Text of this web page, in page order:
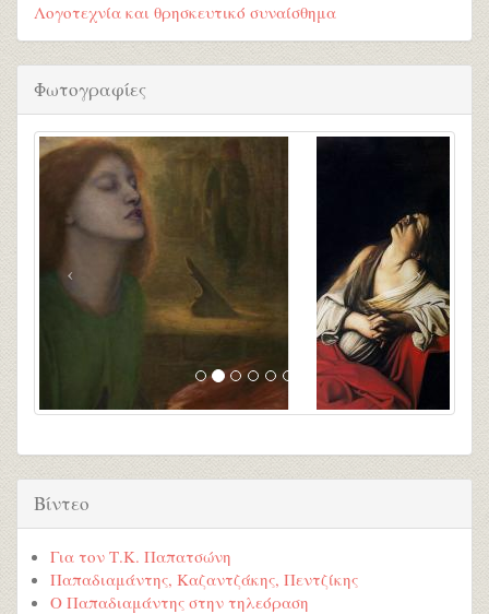
Λογοτεχνία και θρησκευτικό συναίσθημα
Φωτογραφίες
Βίντεο
Για τον Τ.Κ. Παπατσώνη
Παπαδιαμάντης, Καζαντζάκης, Πεντζίκης
Ο Παπαδιαμάντης στην τηλεόραση